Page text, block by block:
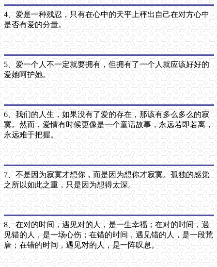
4、爱是一种残忍，只有在心中的天平上秤出自己在对方心中
是否有爱的分量。
5、爱一个人不一定就要拥有，但拥有了一个人就应该好好的
爱她呵护她。
6、我们的人生，如果没有了爱的存在，那该有多么多么的寂
寞。然而，爱情有时候更像是一个童话故事，永远若即若离，
永远难于把握。
7、不是因为寂寞才想你，而是因为想你才寂寞。孤独的感觉
之所以如此之重，只是因为想得太深。
8、在对的时间，遇见对的人，是一生幸福；在对的时间，遇
见错的人，是一场心伤；在错的时间，遇见错的人，是一段荒
唐；在错的时间，遇见对的人，是一阵叹息。